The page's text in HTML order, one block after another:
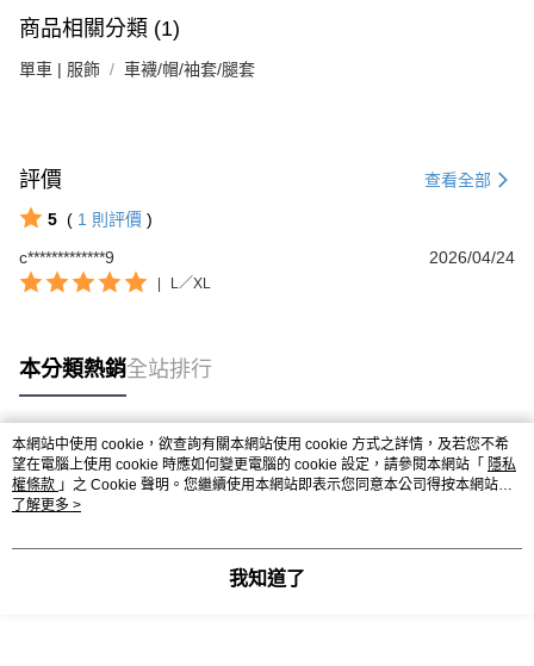
商品相關分類 (1)
單車 | 服飾 車襪/帽/袖套/腿套
評價 查看全部
5 ( 1 則評價 )
c*************9
2026/04/24
| L／XL
本分類熱銷全站排行
熱門標籤
本網站中使用 cookie，欲查詢有關本網站使用 cookie 方式之詳情，及若您不希
望在電腦上使用 cookie 時應如何變更電腦的 cookie 設定，請參閱本網站「 隱私
權條款 」之 Cookie 聲明。您繼續使用本網站即表示您同意本公司得按本網站使
用條款之 Cookie 聲明使用 cookie。
了解更多 >
我知道了